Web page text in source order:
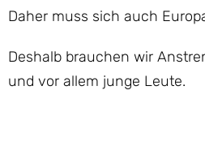
Daher muss sich auch
Deshalb brauchen wir
und vor allem junge Leute.